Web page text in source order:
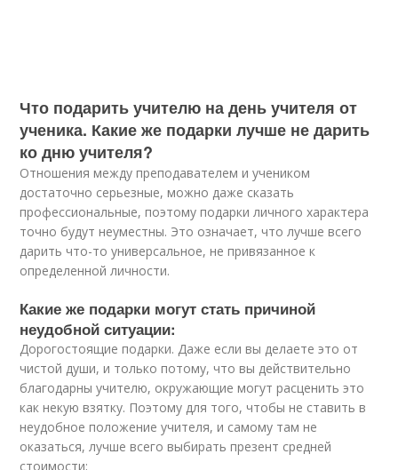
Что подарить учителю на день учителя от
ученика. Какие же подарки лучше не дарить
ко дню учителя?
Отношения между преподавателем и учеником
достаточно серьезные, можно даже сказать
профессиональные, поэтому подарки личного характера
точно будут неуместны. Это означает, что лучше всего
дарить что-то универсальное, не привязанное к
определенной личности.
Какие же подарки могут стать причиной
неудобной ситуации:
Дорогостоящие подарки. Даже если вы делаете это от
чистой души, и только потому, что вы действительно
благодарны учителю, окружающие могут расценить это
как некую взятку. Поэтому для того, чтобы не ставить в
неудобное положение учителя, и самому там не
оказаться, лучше всего выбирать презент средней
стоимости;